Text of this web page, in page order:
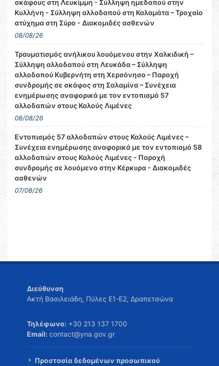
σκάφους στη Λευκίμμη - Σύλληψη ημεδαπού στην
Κυλλήνη - Σύλληψη αλλοδαπού στη Καλαμάτα – Τροχαίο
ατύχημα στη Σύρο - Διακομιδές ασθενών
08/08/26
Τραυματισμός ανήλικου λουόμενου στην Χαλκιδική –
Σύλληψη αλλοδαπού στη Λευκάδα – Σύλληψη
αλλοδαπού Κυβερνήτη στη Χερσόνησο – Παροχή
συνδρομής σε σκάφος στη Σαλαμίνα – Συνέχεια
ενημέρωσης αναφορικά με τον εντοπισμό 57
αλλοδαπών στους Καλούς Λιμένες
08/08/26
Εντοπισμός 57 αλλοδαπών στους Καλούς Λιμένες –
Συνέχεια ενημέρωσης αναφορικά με τον εντοπισμό 58
αλλοδαπών στους Καλούς Λιμένες - Παροχή
συνδρομής σε λουόμενο στην Κέρκυρα - Διακομιδές
ασθενών
07/08/26
Διεύθυνση
Ακτή Βασιλειάδη, Πύλες Ε1-Ε2, Δραπετσώνα
Τηλέφωνο: +30 213 137 1700
Email: contact@yna.gov.gr
Προστασία δεδομένων προσωπικού